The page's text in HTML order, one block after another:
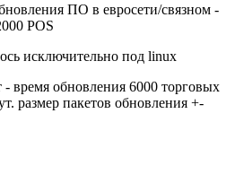
ПО в евросети/связном -
POS
исключительно под linux
время обновления 6000 торговых
размер пакетов обновления +-